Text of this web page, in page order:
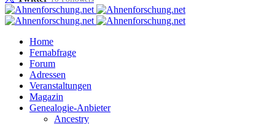
Home
Fernabfrage
Forum
Adressen
Veranstaltungen
Magazin
Genealogie-Anbieter
Ancestry